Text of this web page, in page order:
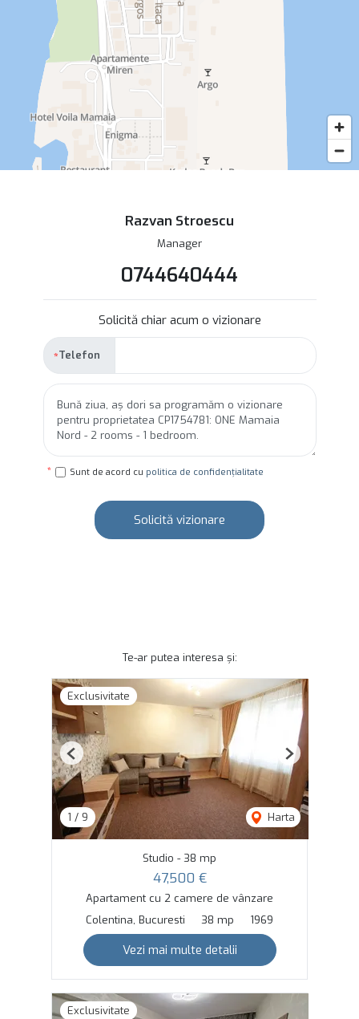
Razvan Stroescu
Manager
0744640444
Solicită chiar acum o vizionare
Telefon
Sunt de acord cu politica de confidențialitate
Solicită vizionare
Te-ar putea interesa și:
Exclusivitate
1 / 9 Harta
Previous Next
Studio - 38 mp
47,500 €
Apartament cu 2 camere de vânzare
Colentina, Bucuresti
38 mp 1969
Vezi mai multe detalii
Exclusivitate